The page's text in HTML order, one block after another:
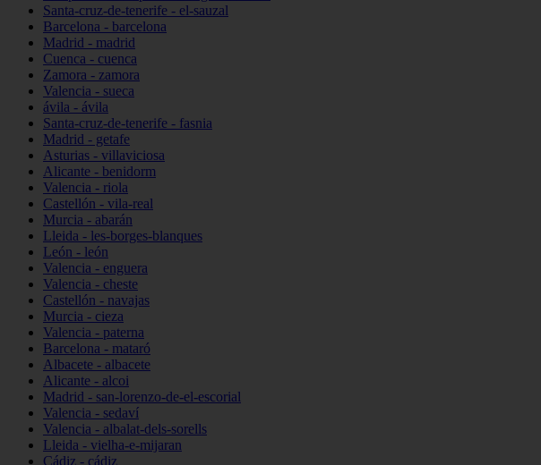
Santa-cruz-de-tenerife - el-sauzal
Barcelona - barcelona
Madrid - madrid
Cuenca - cuenca
Zamora - zamora
Valencia - sueca
ávila - ávila
Santa-cruz-de-tenerife - fasnia
Madrid - getafe
Asturias - villaviciosa
Alicante - benidorm
Valencia - riola
Castellón - vila-real
Murcia - abarán
Lleida - les-borges-blanques
León - león
Valencia - enguera
Valencia - cheste
Castellón - navajas
Murcia - cieza
Valencia - paterna
Barcelona - mataró
Albacete - albacete
Alicante - alcoi
Madrid - san-lorenzo-de-el-escorial
Valencia - sedaví
Valencia - albalat-dels-sorells
Lleida - vielha-e-mijaran
Cádiz - cádiz